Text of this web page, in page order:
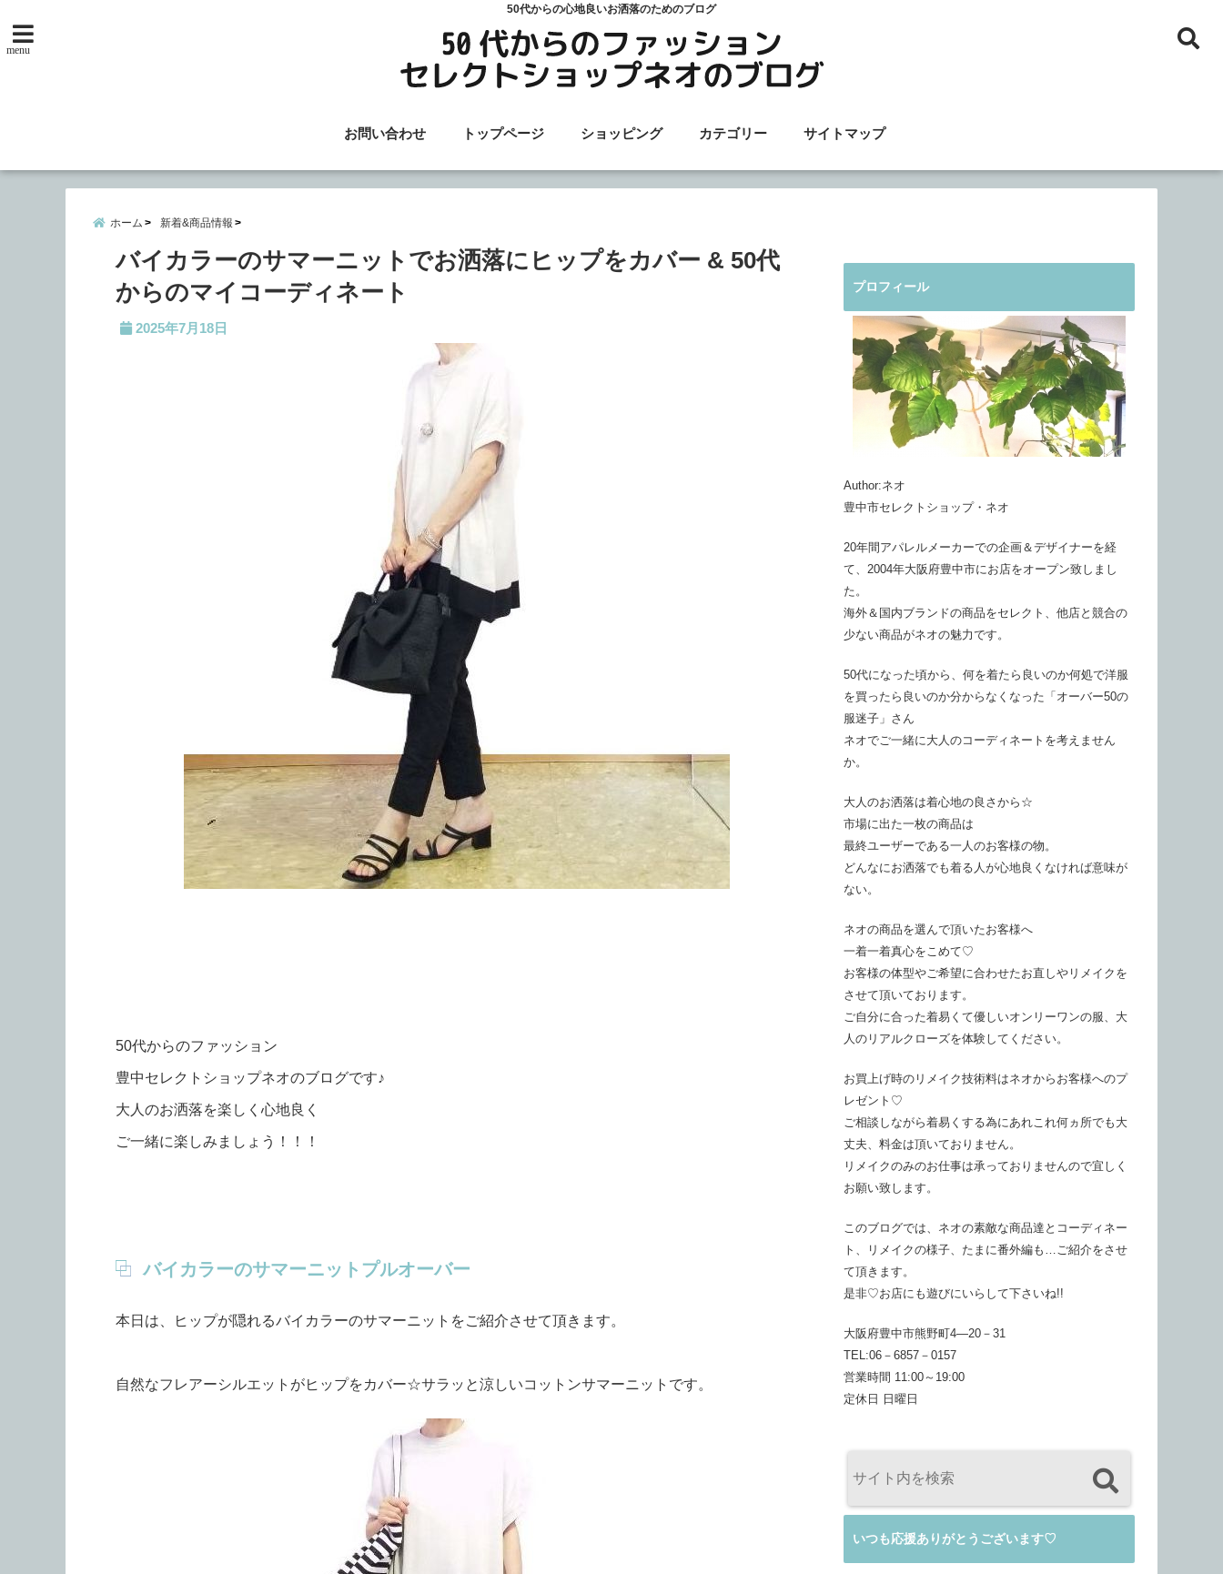
50代からの心地良いお洒落のためのブログ
menu
お問い合わせ トップページ ショッピング カテゴリー サイトマップ
ホーム 新着&商品情報
バイカラーのサマーニットでお洒落にヒップをカバー & 50代
からのマイコーディネート
2025年7月18日
50代からのファッション
豊中セレクトショップネオのブログです♪
大人のお洒落を楽しく心地良く
ご一緒に楽しみましょう！！！
バイカラーのサマーニットプルオーバー
本日は、ヒップが隠れるバイカラーのサマーニットをご紹介させて頂きます。
自然なフレアーシルエットがヒップをカバー☆サラッと涼しいコットンサマーニットです。
プロフィール
Author:ネオ
豊中市セレクトショップ・ネオ
20年間アパレルメーカーでの企画＆デザイナーを経
て、2004年大阪府豊中市にお店をオープン致しまし
た。
海外＆国内ブランドの商品をセレクト、他店と競合の
少ない商品がネオの魅力です。
50代になった頃から、何を着たら良いのか何処で洋服
を買ったら良いのか分からなくなった「オーバー50の
服迷子」さん
ネオでご一緒に大人のコーディネートを考えません
か。
大人のお洒落は着心地の良さから☆
市場に出た一枚の商品は
最終ユーザーである一人のお客様の物。
どんなにお洒落でも着る人が心地良くなければ意味が
ない。
ネオの商品を選んで頂いたお客様へ
一着一着真心をこめて♡
お客様の体型やご希望に合わせたお直しやリメイクを
させて頂いております。
ご自分に合った着易くて優しいオンリーワンの服、大
人のリアルクローズを体験してください。
お買上げ時のリメイク技術料はネオからお客様へのプ
レゼント♡
ご相談しながら着易くする為にあれこれ何ヵ所でも大
丈夫、料金は頂いておりません。
リメイクのみのお仕事は承っておりませんので宜しく
お願い致します。
このブログでは、ネオの素敵な商品達とコーディネー
ト、リメイクの様子、たまに番外編も…ご紹介をさせ
て頂きます。
是非♡お店にも遊びにいらして下さいね!!
大阪府豊中市熊野町4―20－31
TEL:06－6857－0157
営業時間 11:00～19:00
定休日 日曜日
いつも応援ありがとうございます♡